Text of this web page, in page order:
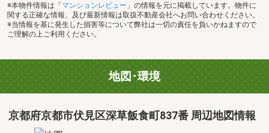
※本物件情報は「 マンションレビュー 」の情報を元に掲載しています。物件に
関する正確な情報、及び最新情報は取扱不動産会社へお問い合わせください。
※当情報を基に発生した損害等について弊社は一切の責任を負いかねますので
ご理解の上ご利用ください。
地図･環境
京都府京都市伏見区深草飯食町837番 周辺地図情報